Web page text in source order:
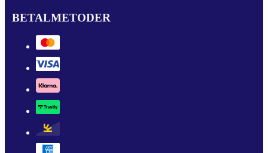
BETALMETODER